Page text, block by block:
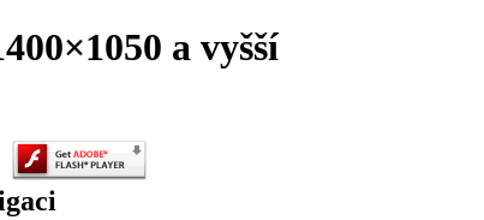
a vyšší